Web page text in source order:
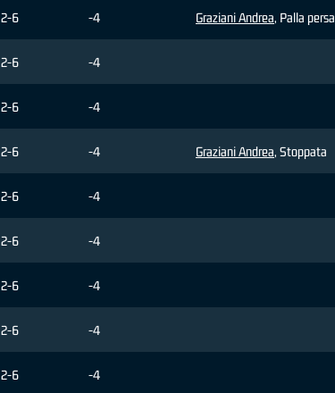
2-6 -4 Graziani Andrea, Palla persa
2-6 -4
2-6 -4
2-6 -4 Graziani Andrea, Stoppata
2-6 -4
2-6 -4
2-6 -4
2-6 -4
2-6 -4